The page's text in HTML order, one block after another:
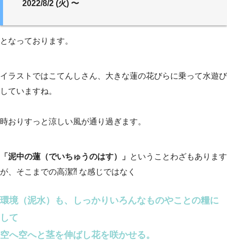
2022/8/2 (火) 〜
となっております。
イラストではこてんしさん、大きな蓮の花びらに乗って水遊び
していますね。
時おりすっと涼しい風が通り過ぎます。
「泥中の蓮（でいちゅうのはす）」 ということわざもあります
が、そこまでの高潔⁈ な感じではなく
環境（泥水）も、しっかりいろんなものやことの糧に
して
空へ空へと茎を伸ばし花を咲かせる。